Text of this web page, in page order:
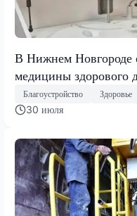
В Нижнем Новгороде
медицины здорового
Благоустройство Здоровье
30 июля